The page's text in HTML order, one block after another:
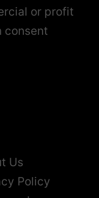
or profit
consent
Us
Policy